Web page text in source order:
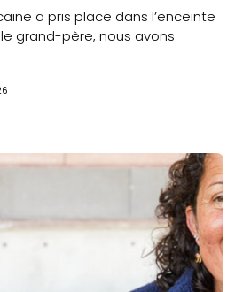
a pris place dans l’enceinte
grand-père, nous avons